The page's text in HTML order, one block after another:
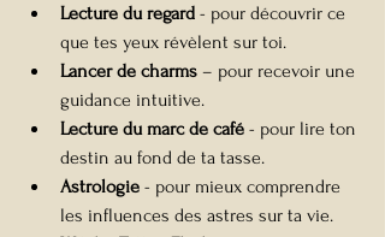
Lecture du regard - pour découvrir ce
que tes yeux révèlent sur toi.
Lancer de charms – pour recevoir une
guidance intuitive.
Lecture du marc de café - pour lire ton
destin au fond de ta tasse.
Astrologie - pour mieux comprendre
les influences des astres sur ta vie.